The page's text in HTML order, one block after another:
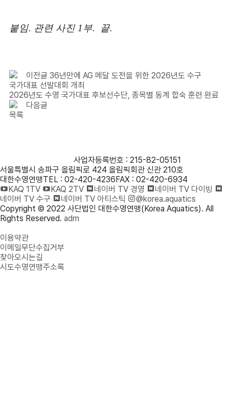
붙임. 관련 사진 1부. 끝.
이전글 36년만에 AG 메달 도전을 위한 2026년도 수구
국가대표 선발대회 개최
2026년도 수영 국가대표 후보선수단, 종목별 동계 합숙 훈련 완료
다음글
목록
사업자등록번호 : 215-82-05151
서울특별시 송파구 올림픽로 424 올림픽회관 신관 210호
대한수영연맹TEL : 02-420-4236FAX : 02-420-6934
KAQ 1TV
KAQ 2TV 네이버 TV 경영
네이버 TV 다이빙
네이버 TV 수구
네이버 TV 아티스틱
@korea.aquatics
Copyright © 2022 사단법인 대한수영연맹(Korea Aquatics). All
Rights Reserved. adm
이용약관
이메일무단수집거부
찾아오시는길
시도수영연맹주소록